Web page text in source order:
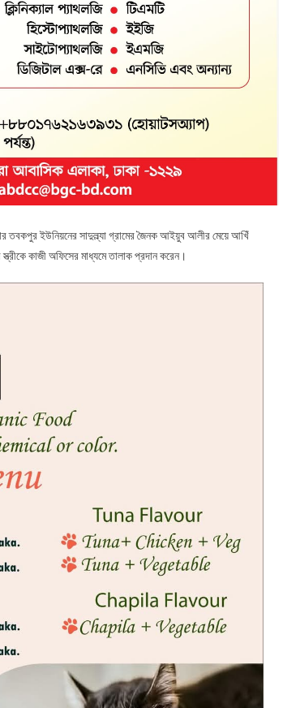
তবকপুর ইউনিয়নের সাদুল্ল্যা গ্রামের জৈনক আইয়ুব আলীর মেয়ে আখিঁ
কাজী অফিসের মাধ্যমে তালাক প্রদান করেন।